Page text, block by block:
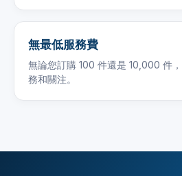
無最低服務費
無論您訂購 100 件還是 10,000 件
務和關注。